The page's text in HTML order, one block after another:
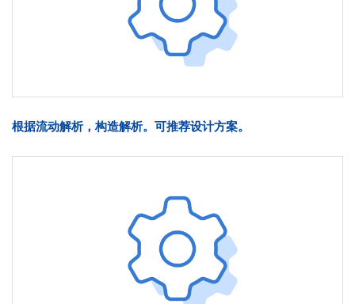
根据流动解析，构造解析。可推荐设计方案。